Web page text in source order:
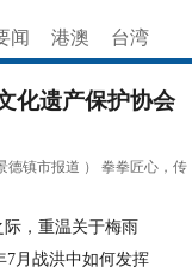
闻 港澳 台湾
化遗产保护协会
德镇市报道 ） 拳拳匠心，传
，重温关于梅雨
7月战洪中如何发挥